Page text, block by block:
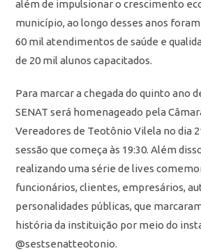
além de impulsionar o crescimento
município, ao longo desses anos
60 mil atendimentos de saúde e
de 20 mil alunos capacitados.
Para marcar a chegada do quinto ano
SENAT será homenageado pela
Vereadores de Teotônio Vilela no dia
sessão quecomeça às 19:30. Além
realizando uma série de lives
funcionários, clientes, empresários,
personalidades públicas, que
história da instituição por meio do
@sestsenatteotonio.